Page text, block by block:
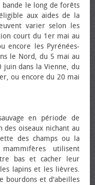
bande le long de forêts
aux aides de la
varier selon les
court du 1er mai au
encore les Pyrénées-
le Nord, du 5 mai au
dans la Vienne, du
ou encore du 20 mai
en période de
oiseaux nichant au
des champs ou la
utilisent
bas et cacher leur
lapins et les lièvres.
bourdons et d'abeilles